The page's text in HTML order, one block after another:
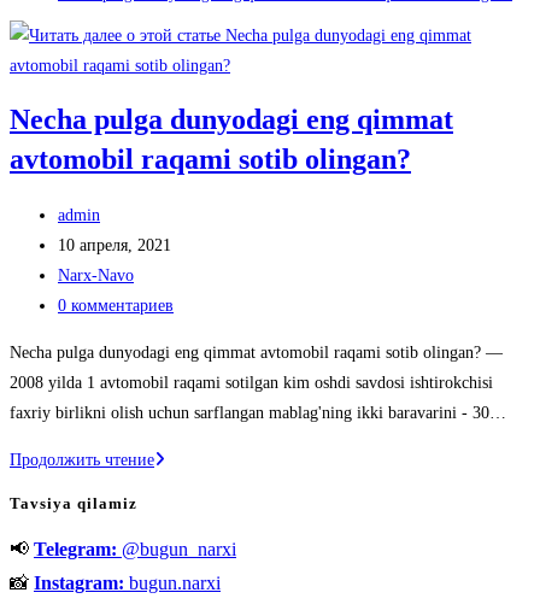
Necha pulga dunyodagi eng qimmat
avtomobil raqami sotib olingan?
Автор
записи:
admin
Запись
опубликована:
10 апреля, 2021
Рубрика
записи:
Narx-Navo
Комментарии
записи:
0 комментариев
Necha pulga dunyodagi eng qimmat avtomobil raqami sotib olingan? —
2008 yilda 1 avtomobil raqami sotilgan kim oshdi savdosi ishtirokchisi
faxriy birlikni olish uchun sarflangan mablag'ning ikki baravarini - 30…
Продолжить чтениеNecha
eng
qimmat
Tavsiya qilamiz
📢 Telegram: @bugun_narxi
📸 Instagram: bugun.narxi